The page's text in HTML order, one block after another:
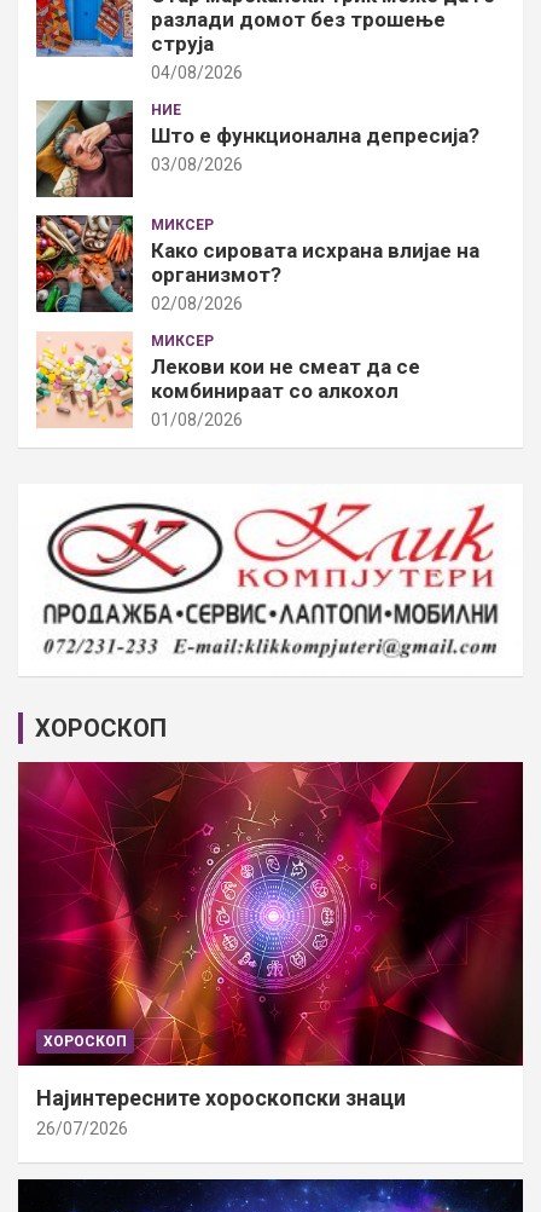
разлади домот без трошење
струја
04/08/2026
НИЕ
Што е функционална депресија?
03/08/2026
МИКСЕР
Како сировата исхрана влијае на
организмот?
02/08/2026
МИКСЕР
Лекови кои не смеат да се
комбинираат со алкохол
01/08/2026
ХОРОСКОП
ХОРОСКОП
Најинтересните хороскопски знаци
26/07/2026